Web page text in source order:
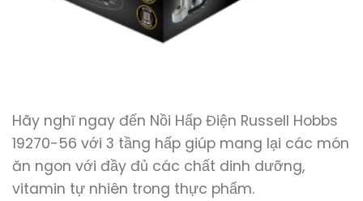
Hãy nghĩ ngay đến Nồi Hấp Điện Russell Hobbs
19270-56 với 3 tầng hấp giúp mang lại các món
ăn ngon với đầy đủ các chất dinh dưỡng,
vitamin tự nhiên trong thực phẩm.